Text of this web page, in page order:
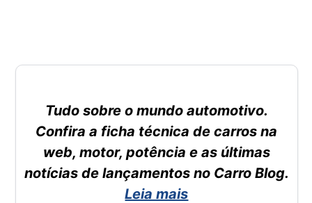
Tudo sobre o mundo automotivo.
Confira a ficha técnica de carros na
web, motor, potência e as últimas
notícias de lançamentos no Carro Blog.
Leia mais